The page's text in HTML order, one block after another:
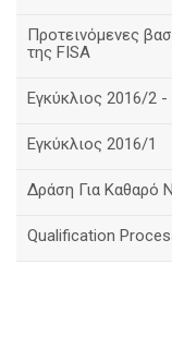
Προτεινόμενες
της FISA
Εγκύκλιος 2016/2 -
Εγκύκλιος 2016/1
Δράση Για Καθαρό
Qualification